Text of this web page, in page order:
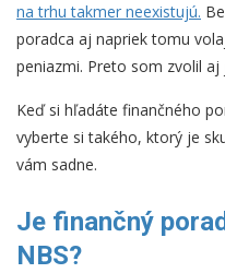
na trhu takmer neexistujú.
poradca aj napriek tomu
peniazmi. Preto som zvolil
Keď si hľadáte finančného
vyberte si takého, ktorý je
vám sadne.
Je finančný
NBS?